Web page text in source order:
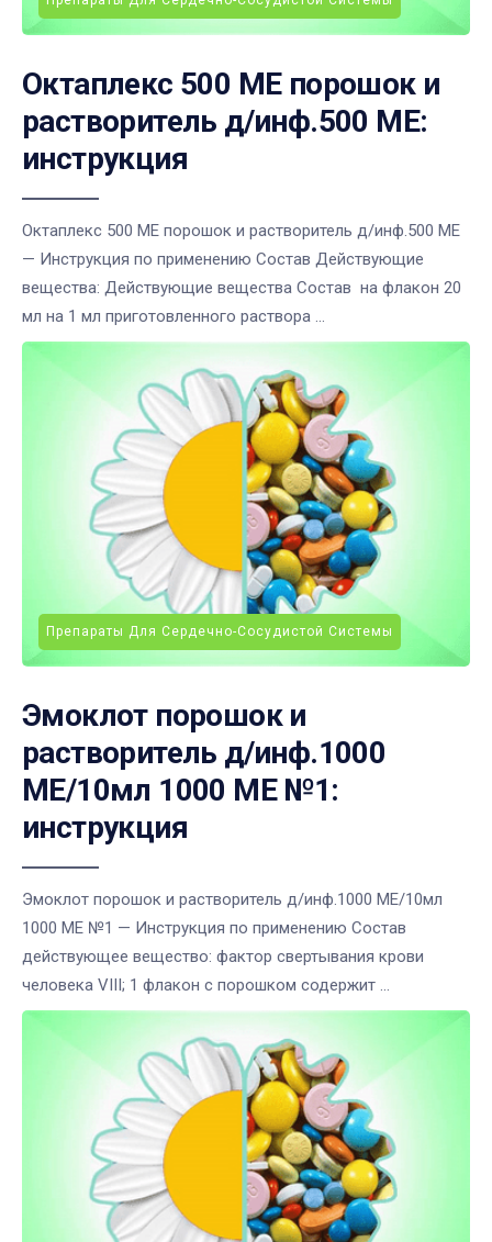
Октаплекс 500 МЕ порошок и
растворитель д/инф.500 МЕ:
инструкция
Октаплекс 500 МЕ порошок и растворитель д/инф.500 МЕ
— Инструкция по применению Состав Действующие
вещества: Действующие вещества Состав на флакон 20
мл на 1 мл приготовленного раствора ...
Препараты Для Сердечно-Сосудистой Системы
Эмоклот порошок и
растворитель д/инф.1000
МЕ/10мл 1000 МЕ №1:
инструкция
Эмоклот порошок и растворитель д/инф.1000 МЕ/10мл
1000 МЕ №1 — Инструкция по применению Состав
действующее вещество: фактор свертывания крови
человека VIII; 1 флакон с порошком содержит ...